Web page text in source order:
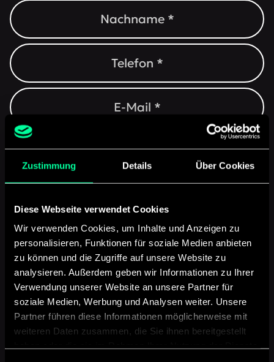
Zustimmung Details Über Cookies
Diese Webseite verwendet Cookies
Wir verwenden Cookies, um Inhalte und Anzeigen zu
personalisieren, Funktionen für soziale Medien anbieten
zu können und die Zugriffe auf unsere Website zu
analysieren. Außerdem geben wir Informationen zu Ihrer
Verwendung unserer Website an unsere Partner für
soziale Medien, Werbung und Analysen weiter. Unsere
Partner führen diese Informationen möglicherweise mit
weiteren Daten zusammen, die Sie ihnen bereitgestellt
Geplantes Budget
Holt uns ab 10.000 €
40.000 € 50.000 €